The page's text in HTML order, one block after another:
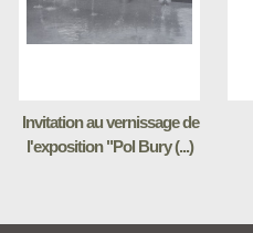
Invitation au vernissage de
l'exposition "Pol Bury (...)